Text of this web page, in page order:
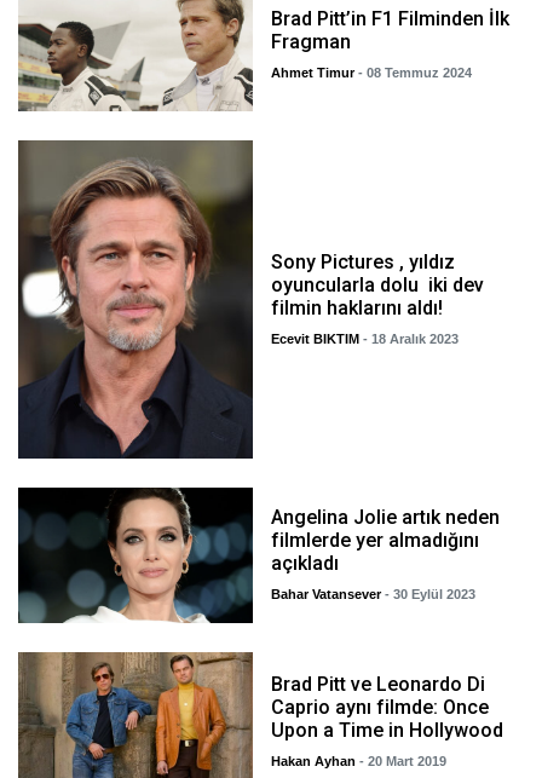
Brad Pitt’in F1 Filminden İlk
Fragman
Ahmet Timur - 08 Temmuz 2024
Sony Pictures , yıldız
oyuncularla dolu iki dev
filmin haklarını aldı!
Ecevit BIKTIM - 18 Aralık 2023
Angelina Jolie artık neden
filmlerde yer almadığını
açıkladı
Bahar Vatansever - 30 Eylül 2023
Brad Pitt ve Leonardo Di
Caprio aynı filmde: Once
Upon a Time in Hollywood
Hakan Ayhan - 20 Mart 2019